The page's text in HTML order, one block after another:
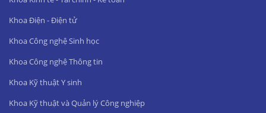
Khoa Điện - Điện tử
Khoa Công nghệ Sinh học
Khoa Công nghệ Thông tin
Khoa Kỹ thuật Y sinh
Khoa Kỹ thuật và Quản lý Công nghiệp